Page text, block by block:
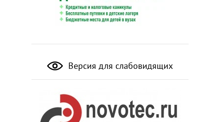
Версия для слабовидящих